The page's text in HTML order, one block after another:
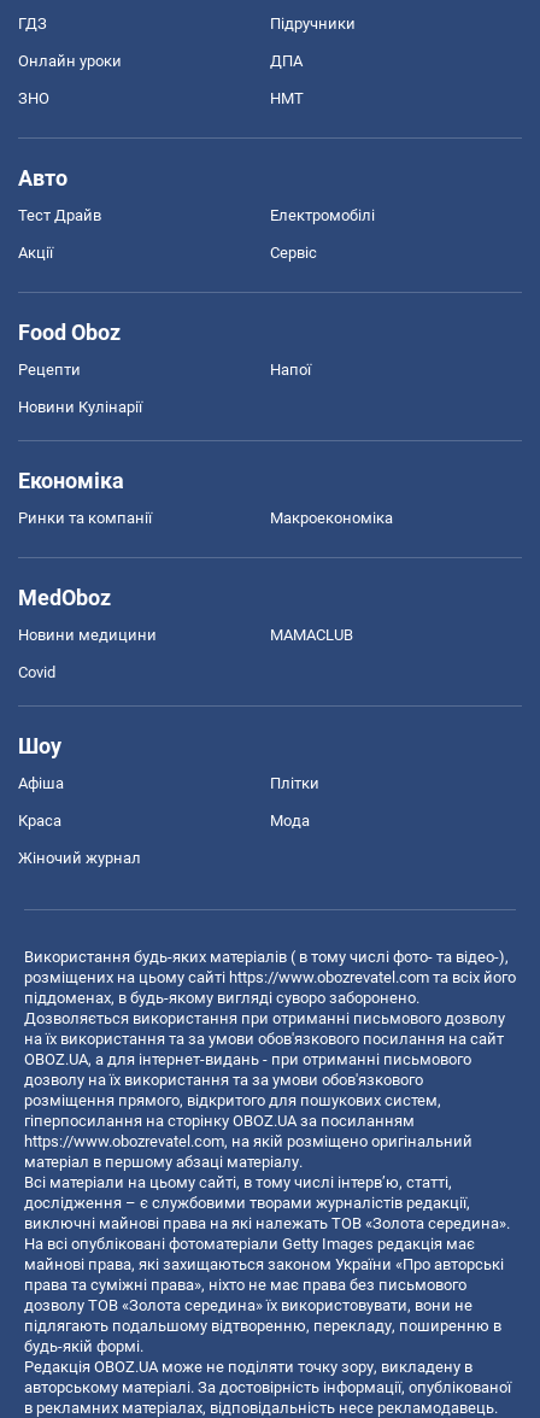
ГДЗ Підручники
Онлайн уроки ДПА
ЗНО НМТ
Авто
Тест Драйв Електромобілі
Акції Сервіс
Food Oboz
Рецепти Напої
Новини Кулінарії
Економіка
Ринки та компанії Макроекономіка
MedOboz
Новини медицини MAMACLUB
Covid
Шоу
Афіша Плітки
Краса Мода
Жіночий журнал
Використання будь-яких матеріалів ( в тому числі фото- та відео-),
розміщених на цьому сайті https://www.obozrevatel.com та всіх його
піддоменах, в будь-якому вигляді суворо заборонено.
Дозволяється використання при отриманні письмового дозволу
на їх використання та за умови обов'язкового посилання на сайт
OBOZ.UA, а для інтернет-видань - при отриманні письмового
дозволу на їх використання та за умови обов'язкового
розміщення прямого, відкритого для пошукових систем,
гіперпосилання на сторінку OBOZ.UA за посиланням
https://www.obozrevatel.com, на якій розміщено оригінальний
матеріал в першому абзаці матеріалу.
Всі матеріали на цьому сайті, в тому числі інтерв’ю, статті,
дослідження – є службовими творами журналістів редакції,
виключні майнові права на які належать ТОВ «Золота середина».
На всі опубліковані фотоматеріали Getty Images редакція має
майнові права, які захищаються законом України «Про авторські
права та суміжні права», ніхто не має права без письмового
дозволу ТОВ «Золота середина» їх використовувати, вони не
підлягають подальшому відтворенню, перекладу, поширенню в
будь-якій формі.
Редакція OBOZ.UA може не поділяти точку зору, викладену в
авторському матеріалі. За достовірність інформації, опублікованої
в рекламних матеріалах, відповідальність несе рекламодавець.